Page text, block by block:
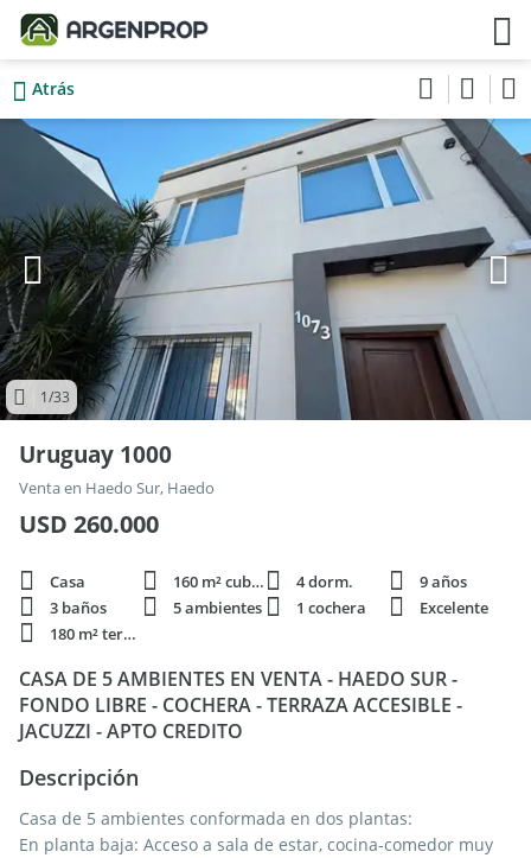
Atrás
1/33
Uruguay 1000
Venta en Haedo Sur, Haedo
USD 260.000
Casa 160 m² cubie. 4 dorm.
9 años
3 baños
5 ambientes 1 cochera
Excelente
180 m² terren.
CASA DE 5 AMBIENTES EN VENTA - HAEDO SUR -
FONDO LIBRE - COCHERA - TERRAZA ACCESIBLE -
JACUZZI - APTO CREDITO
Descripción
Casa de 5 ambientes conformada en dos plantas:
En planta baja: Acceso a sala de estar, cocina-comedor muy